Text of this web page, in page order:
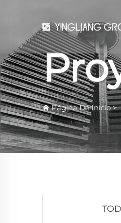
Página De Inicio>